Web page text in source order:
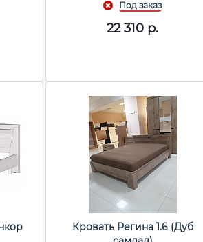
22 310 р.
Кровать Регина 1.6 (Дуб